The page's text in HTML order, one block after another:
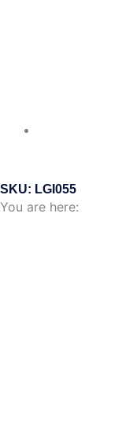
SKU: LGI055
You are here: